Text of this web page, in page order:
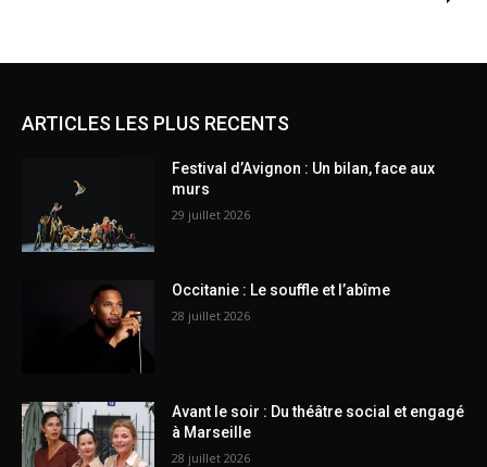
ARTICLES LES PLUS RECENTS
Festival d’Avignon : Un bilan, face aux
murs
29 juillet 2026
Occitanie : Le souffle et l’abîme
28 juillet 2026
Avant le soir : Du théâtre social et engagé
à Marseille
28 juillet 2026